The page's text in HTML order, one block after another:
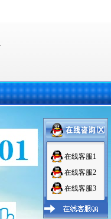
在线客服1
在线客服2
在线客服3